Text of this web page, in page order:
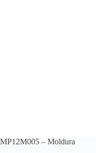
MP12M005 – Moldura